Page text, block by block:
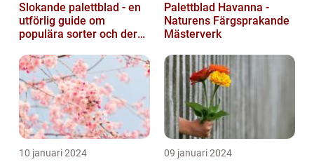
Slokande palettblad - en
utförlig guide om
populära sorter och deras
Palettblad Havanna -
Naturens Färgsprakande
Mästerverk
10 januari 2024 09 januari 2024